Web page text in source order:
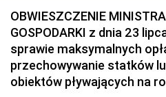
OBWIESZCZENIE
GOSPODARKI z dnia 23
sprawie maksymalnych
przechowywanie statków
obiektów pływających na